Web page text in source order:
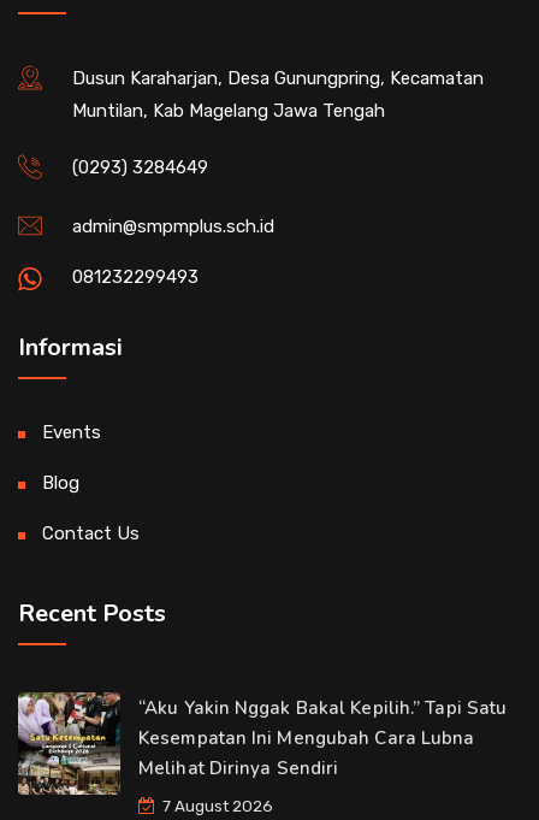
Dusun Karaharjan, Desa Gunungpring, Kecamatan
Muntilan, Kab Magelang Jawa Tengah
(0293) 3284649
admin@smpmplus.sch.id
081232299493
Informasi
Events
Blog
Contact Us
Recent Posts
“Aku Yakin Nggak Bakal Kepilih.” Tapi Satu
Kesempatan Ini Mengubah Cara Lubna
Melihat Dirinya Sendiri
7 August 2026